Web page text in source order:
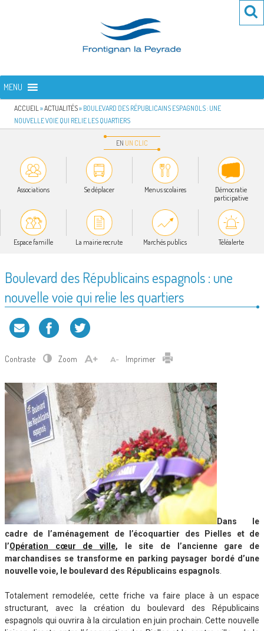
FRONTIGNAN LA PEYRADE
MENU
ACCUEIL »ACTUALITÉS» BOULEVARD DES RÉPUBLICAINS ESPAGNOLS : UNE
NOUVELLE VOIE QUI RELIE LES QUARTIERS
EN UN CLIC
Associations Se déplacer Menus scolaires
Démocratie
participative
Espace famille La mairie recrute Marchés publics Téléalerte
Boulevard des Républicains espagnols : une
nouvelle voie qui relie les quartiers
Contraste Zoom Imprimer
Dans le
cadre de l’aménagement de l’écoquartier des Pielles et de
l’Opération cœur de ville, le site de l’ancienne gare de
marchandises se transforme en parking paysager bordé d’une
nouvelle voie, le boulevard des Républicains espagnols
Totalement remodelée, cette friche va faire place à un espace
structurant, avec la création du boulevard des Républicains
espagnols qui ouvrira à la circulation en juin prochain. Cette nouvelle